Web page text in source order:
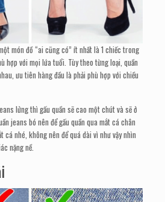
món đồ “ai cũng có” ít nhất là 1 chiếc trong
hợp với mọi lứa tuổi. Tùy theo từng loại, quần
ưu tiên hàng đầu là phải phù hợp với chiều
lửng thì gấu quần sẽ cao một chút và sẽ ở
jeans bó nên để gấu quần qua mắt cá chân
cá nhé, không nên để quá dài vì như vậy nhìn
nặng nề.